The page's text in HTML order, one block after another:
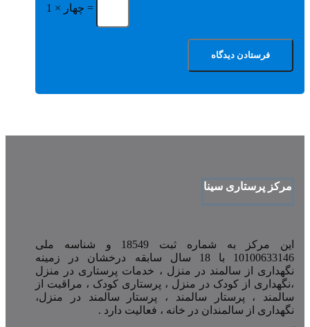
چهار × 1 =
مرکز پرستاری سینا
این مرکز به شماره ثبت 18549 و شناسه ملی
10100633146 با 18 سال سابقه درخشان در زمینه
نگهداری از سالمند در منزل ، خدمات پرستاری در منزل
،نگهداری از کودک در منزل ، پرستاری کودک ، مراقبت از
سالمند ، پرستار سالمند ، پرستار سالمند در منزل،
نگهداری از سالمندان در خانه ، فعالیت دارد .